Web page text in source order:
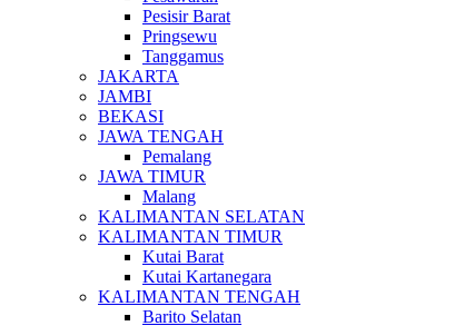
Pesisir Barat
Pringsewu
Tanggamus
JAKARTA
JAMBI
BEKASI
JAWA TENGAH
Pemalang
JAWA TIMUR
Malang
KALIMANTAN SELATAN
KALIMANTAN TIMUR
Kutai Barat
Kutai Kartanegara
KALIMANTAN TENGAH
Barito Selatan